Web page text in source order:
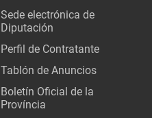
Sede electrónica de
Diputación
Perfil de Contratante
Tablón de Anuncios
Boletín Oficial de la
Província